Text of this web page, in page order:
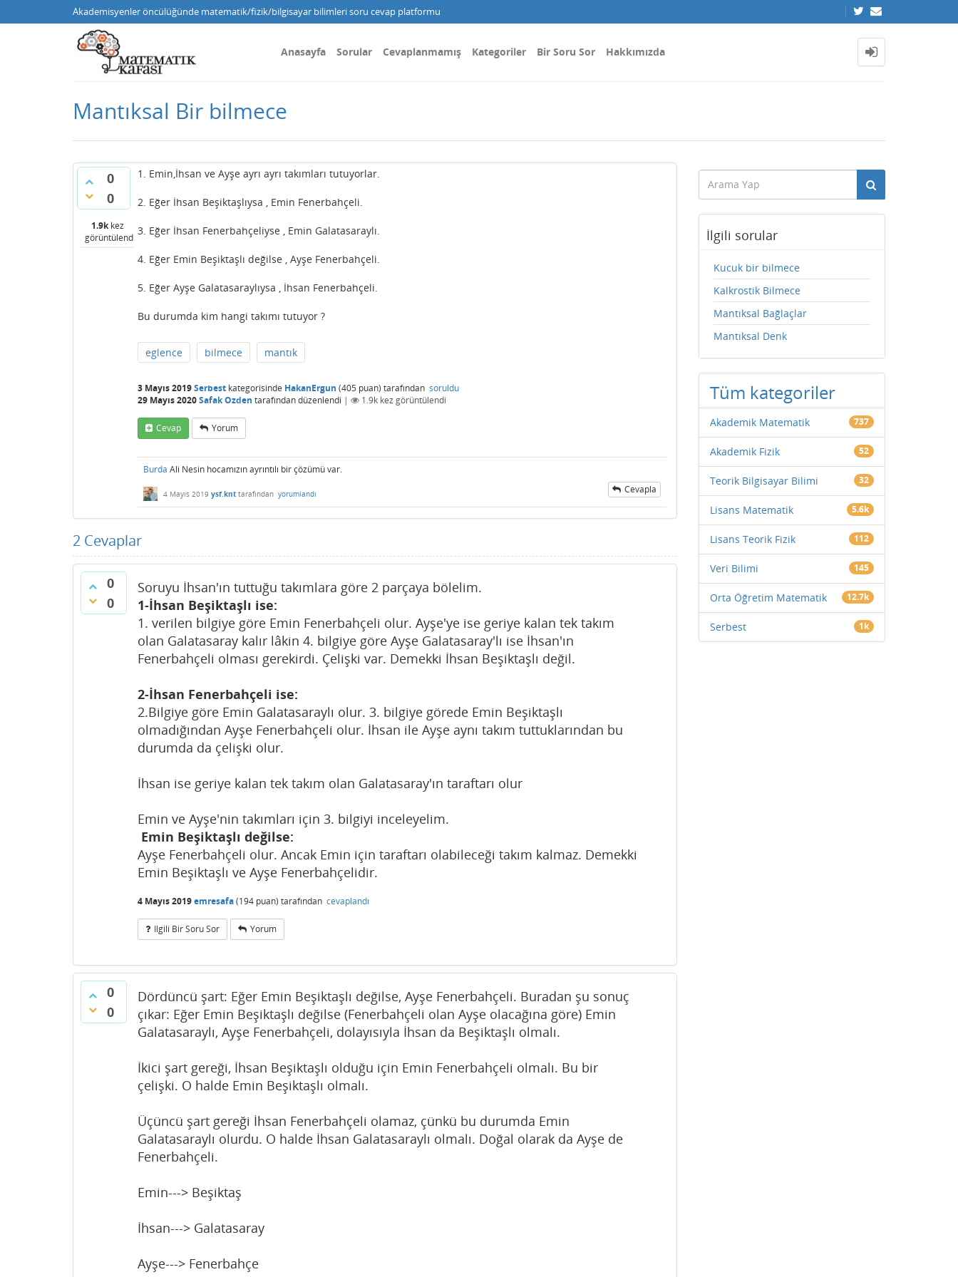
Akademisyenler öncülüğünde matematik/fizik/bilgisayar bilimleri soru cevap platformu
Anasayfa Sorular Cevaplanmamış Kategoriler Bir Soru Sor Hakkımızda
Mantıksal Bir bilmece
0
0
1.9kkez
görüntülendi
1. Emin,İhsan ve Ayşe ayrı ayrı takımları tutuyorlar.
2. Eğer İhsan Beşiktaşlıysa , Emin Fenerbahçeli.
3. Eğer İhsan Fenerbahçeliyse , Emin Galatasaraylı.
4. Eğer Emin Beşiktaşlı değilse , Ayşe Fenerbahçeli.
5. Eğer Ayşe Galatasaraylıysa , İhsan Fenerbahçeli.
Bu durumda kim hangi takımı tutuyor ?
eglence bilmece mantık
3 Mayıs 2019Serbest kategorisinde HakanErgun (405 puan) tarafından soruldu
29 Mayıs 2020Safak Ozden tarafındandüzenlendi | 1.9k kez görüntülendi
Cevap Yorum
Burda Ali Nesin hocamızın ayrıntılı bir çözümü var.
4 Mayıs 2019 ysf.knt tarafından yorumlandı Cevapla
2 Cevaplar
0
0
Soruyu İhsan'ın tuttuğu takımlara göre 2 parçaya bölelim.
1-İhsan Beşiktaşlı ise:
1. verilen bilgiye göre Emin Fenerbahçeli olur. Ayşe'ye ise geriye kalan tek takım
olan Galatasaray kalır lâkin 4. bilgiye göre Ayşe Galatasaray'lı ise İhsan'ın
Fenerbahçeli olması gerekirdi. Çelişki var. Demekki İhsan Beşiktaşlı değil.
2-İhsan Fenerbahçeli ise:
2.Bilgiye göre Emin Galatasaraylı olur. 3. bilgiye görede Emin Beşiktaşlı
olmadığından Ayşe Fenerbahçeli olur. İhsan ile Ayşe aynı takım tuttuklarından bu
durumda da çelişki olur.
İhsan ise geriye kalan tek takım olan Galatasaray'ın taraftarı olur
Emin ve Ayşe'nin takımları için 3. bilgiyi inceleyelim.
Emin Beşiktaşlı değilse:
Ayşe Fenerbahçeli olur. Ancak Emin için taraftarı olabileceği takım kalmaz. Demekki
Emin Beşiktaşlı ve Ayşe Fenerbahçelidir.
4 Mayıs 2019emresafa(194 puan) tarafından cevaplandı
Ilgili Bir Soru Sor Yorum
0
0
Dördüncü şart: Eğer Emin Beşiktaşlı değilse, Ayşe Fenerbahçeli. Buradan şu sonuç
çıkar: Eğer Emin Beşiktaşlı değilse (Fenerbahçeli olan Ayşe olacağına göre) Emin
Galatasaraylı, Ayşe Fenerbahçeli, dolayısıyla İhsan da Beşiktaşlı olmalı.
İkici şart gereği, İhsan Beşiktaşlı olduğu için Emin Fenerbahçeli olmalı. Bu bir
çelişki. O halde Emin Beşiktaşlı olmalı.
Üçüncü şart gereği İhsan Fenerbahçeli olamaz, çünkü bu durumda Emin
Galatasaraylı olurdu. O halde İhsan Galatasaraylı olmalı. Doğal olarak da Ayşe de
Fenerbahçeli.
Emin---> Beşiktaş
İhsan---> Galatasaray
Ayşe---> Fenerbahçe
İlgili sorular
Kucuk bir bilmece
Kalkrostik Bilmece
Mantıksal Bağlaçlar
Mantıksal Denk
Tüm kategoriler
Akademik Matematik 737
Akademik Fizik 52
Teorik Bilgisayar Bilimi 32
Lisans Matematik 5.6k
Lisans Teorik Fizik 112
Veri Bilimi 145
Orta Öğretim Matematik 12.7k
Serbest 1k